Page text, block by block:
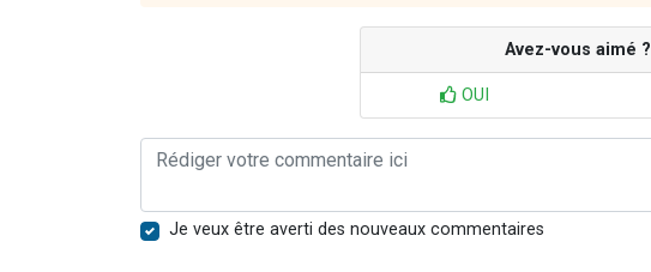
Avez-vous aimé ?
OUI
Je veux être averti des nouveaux commentaires